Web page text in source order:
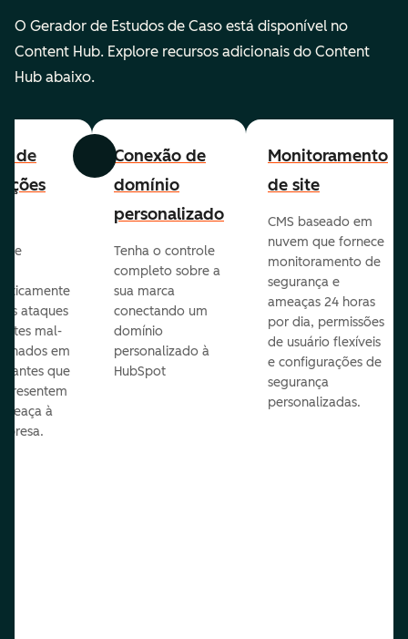
O Gerador de Estudos de Caso está disponível no
Content Hub. Explore recursos adicionais do Content
Hub abaixo.
Anterior Avançar
de
e
ataques
mal-
em
antes que
à
Conexão de
domínio
personalizado
Tenha o controle
completo sobre a
sua marca
conectando um
domínio
personalizado à
HubSpot
Monitoramento
de site
CMS baseado em
nuvem que fornece
monitoramento de
segurança e
ameaças 24 horas
por dia, permissões
de usuário flexíveis
e configurações de
segurança
personalizadas.